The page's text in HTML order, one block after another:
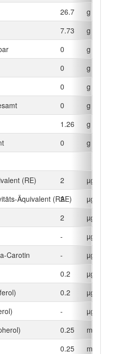
26.7
g
7.73
g
0
g
0
g
0
g
0
g
1.26
g
0
g
(RE)
2
µg
Äquivalent (RAE)
2
µg
2
µg
-
µg
Carotin
-
µg
0.2
µg
0.2
µg
-
µg
0.25
mg
0.25
mg